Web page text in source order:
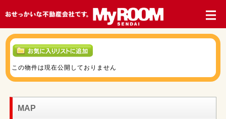
この物件は現在公開しておりません
MAP